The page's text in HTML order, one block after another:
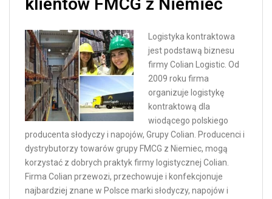
klientów FMCG z Niemiec
Logistyka kontraktowa
jest podstawą biznesu
firmy Colian Logistic. Od
2009 roku firma
organizuje logistykę
kontraktową dla
wiodącego polskiego
producenta słodyczy i napojów, Grupy Colian. Producenci i
dystrybutorzy towarów grupy FMCG z Niemiec, mogą
korzystać z dobrych praktyk firmy logistycznej Colian.
Firma Colian przewozi, przechowuje i konfekcjonuje
najbardziej znane w Polsce marki słodyczy, napojów i